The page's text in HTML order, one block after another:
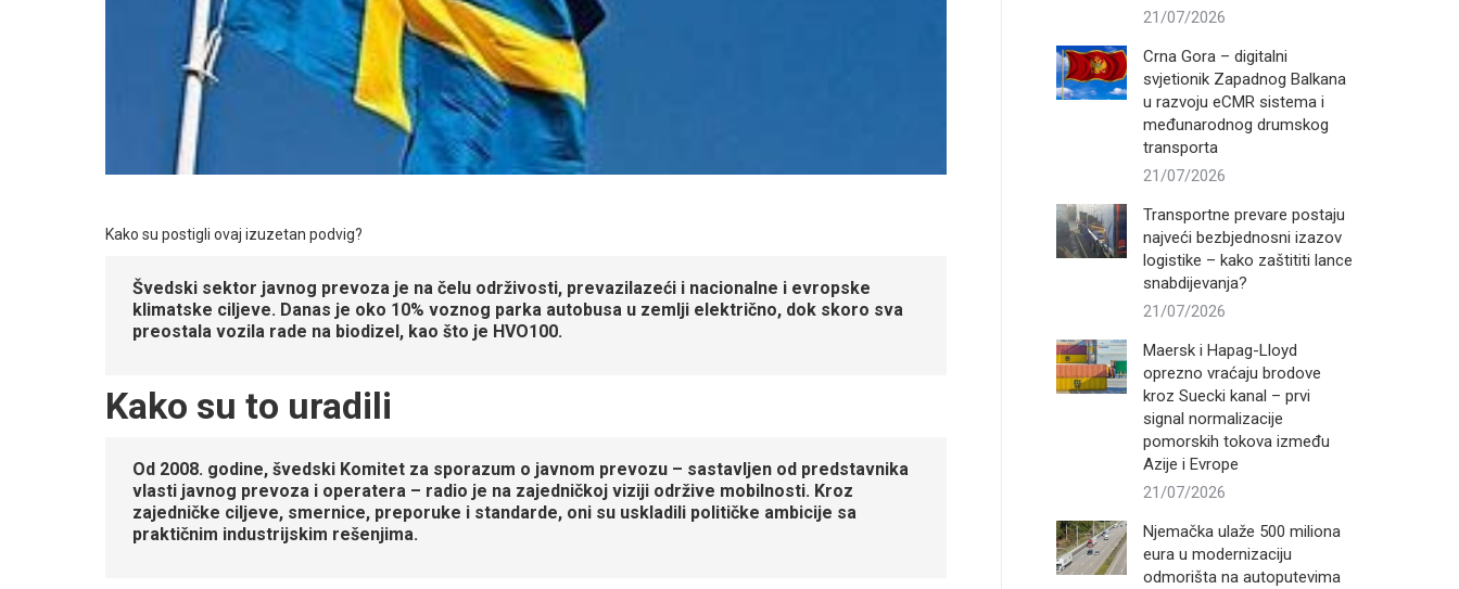
Kako su postigli ovaj izuzetan podvig?
Švedski sektor javnog prevoza je na čelu održivosti, prevazilazeći i nacionalne i evropske
klimatske ciljeve. Danas je oko 10% voznog parka autobusa u zemlji električno, dok skoro sva
preostala vozila rade na biodizel, kao što je HVO100.
Kako su to uradili
Od 2008. godine, švedski Komitet za sporazum o javnom prevozu – sastavljen od predstavnika
vlasti javnog prevoza i operatera – radio je na zajedničkoj viziji održive mobilnosti. Kroz
zajedničke ciljeve, smernice, preporuke i standarde, oni su uskladili političke ambicije sa
praktičnim industrijskim rešenjima.
21/07/2026
Crna Gora – digitalni
svjetionik Zapadnog Balkana
u razvoju eCMR sistema i
međunarodnog drumskog
transporta
21/07/2026
Transportne prevare postaju
najveći bezbjednosni izazov
logistike – kako zaštititi lance
snabdijevanja?
21/07/2026
Maersk i Hapag-Lloyd
oprezno vraćaju brodove
kroz Suecki kanal – prvi
signal normalizacije
pomorskih tokova između
Azije i Evrope
21/07/2026
Njemačka ulaže 500 miliona
eura u modernizaciju
odmorišta na autoputevima